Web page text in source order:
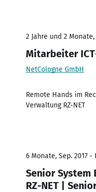
2 Jahre und 2 Monate,
Mitarbeiter
NetCologne GmbH
Remote Hands im
Verwaltung RZ-NET
6 Monate, Sep. 2017 -
Senior System
RZ-NET |